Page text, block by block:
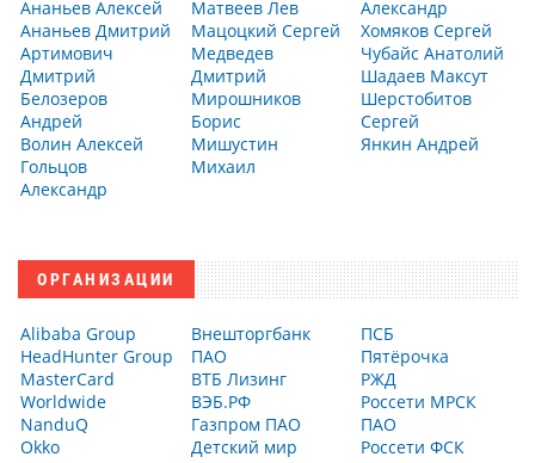
Ананьев Алексей
Ананьев Дмитрий
Артимович
Дмитрий
Белозеров
Андрей
Волин Алексей
Гольцов
Александр
Матвеев Лев
Мацоцкий Сергей
Медведев
Дмитрий
Мирошников
Борис
Мишустин
Михаил
Александр
Хомяков Сергей
Чубайс Анатолий
Шадаев Максут
Шерстобитов
Сергей
Янкин Андрей
ОРГАНИЗАЦИИ
Alibaba Group
HeadHunter Group
MasterCard
Worldwide
NanduQ
Okko
Внешторгбанк
ПАО
ВТБ Лизинг
ВЭБ.РФ
Газпром ПАО
Детский мир
ПСБ
Пятёрочка
РЖД
Россети МРСК
ПАО
Россети ФСК